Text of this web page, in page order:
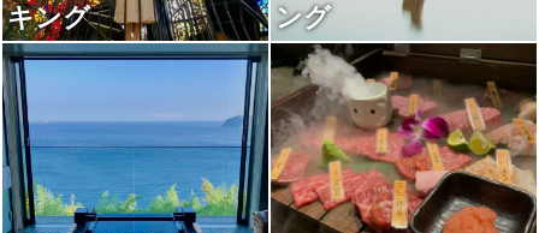
キング
ング